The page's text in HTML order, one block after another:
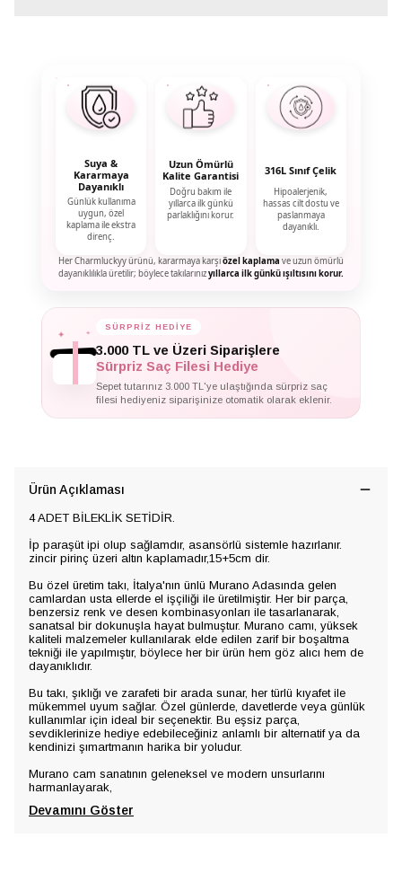
Suya &
Kararmaya
Dayanıklı
Günlük kullanıma
uygun, özel
kaplama ile ekstra
direnç.
Uzun Ömürlü
Kalite Garantisi
Doğru bakım ile
yıllarca ilk günkü
parlaklığını korur.
316L Sınıf Çelik
Hipoalerjenik,
hassas cilt dostu ve
paslanmaya
dayanıklı.
Her Charmluckyy ürünü, kararmaya karşıözel kaplama ve uzun ömürlü
dayanıklılıkla üretilir; böylece takılarınızyıllarca ilk günkü ışıltısını korur.
✦ SÜRPRİZ HEDİYE
3.000 TL ve Üzeri Siparişlere
Sürpriz Saç Filesi Hediye
Sepet tutarınız 3.000 TL'ye ulaştığında sürpriz saç
filesi hediyeniz siparişinize otomatik olarak eklenir.
Ürün Açıklaması
4 ADET BİLEKLİK SETİDİR.
İp paraşüt ipi olup sağlamdır, asansörlü sistemle hazırlanır.
zincir pirinç üzeri altın kaplamadır,15+5cm dir.
Bu özel üretim takı, İtalya'nın ünlü Murano Adasında gelen
camlardan usta ellerde el işçiliği ile üretilmiştir. Her bir parça,
benzersiz renk ve desen kombinasyonları ile tasarlanarak,
sanatsal bir dokunuşla hayat bulmuştur. Murano camı, yüksek
kaliteli malzemeler kullanılarak elde edilen zarif bir boşaltma
tekniği ile yapılmıştır, böylece her bir ürün hem göz alıcı hem de
dayanıklıdır.
Bu takı, şıklığı ve zarafeti bir arada sunar, her türlü kıyafet ile
mükemmel uyum sağlar. Özel günlerde, davetlerde veya günlük
kullanımlar için ideal bir seçenektir. Bu eşsiz parça,
sevdiklerinize hediye edebileceğiniz anlamlı bir alternatif ya da
kendinizi şımartmanın harika bir yoludur.
Murano cam sanatının geleneksel ve modern unsurlarını
harmanlayarak,
Devamını Göster